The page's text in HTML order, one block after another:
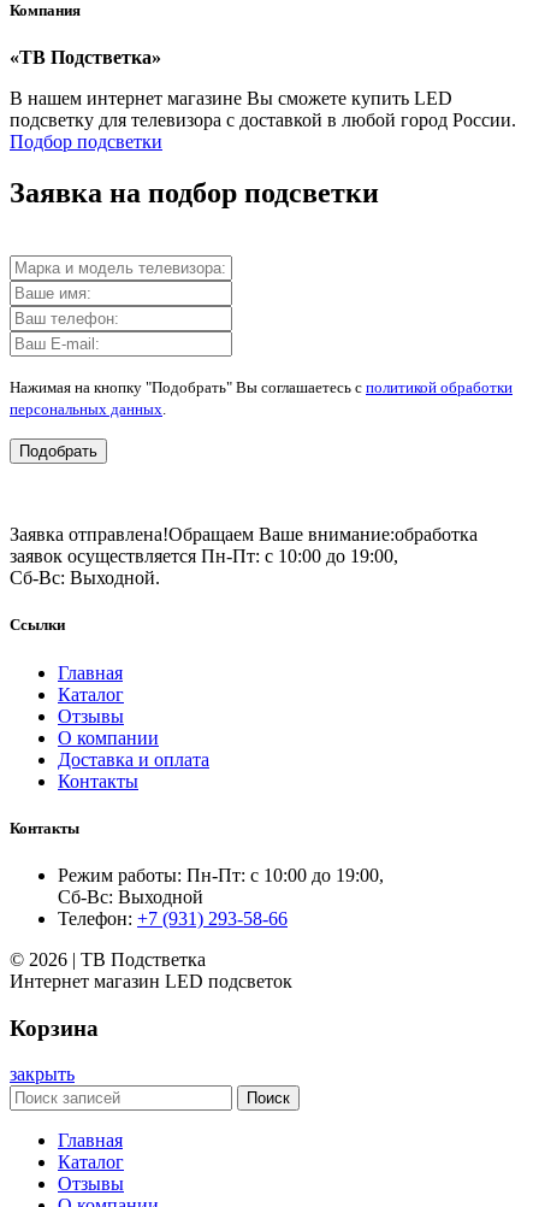
Компания
«ТВ Подстветка»
В нашем интернет магазине Вы сможете купить LED
подсветку для телевизора с доставкой в любой город России.
Подбор подсветки
Заявка на подбор подсветки
Нажимая на кнопку "Подобрать" Вы соглашаетесь с политикой обработки
персональных данных.
Подобрать
Заявка отправлена!Обращаем Ваше внимание:обработка
заявок осуществляется Пн-Пт: с 10:00 до 19:00,
Сб-Вс: Выходной.
Ссылки
Главная
Каталог
Отзывы
О компании
Доставка и оплата
Контакты
Контакты
Режим работы: Пн-Пт: с 10:00 до 19:00,
Сб-Вс: Выходной
Телефон: +7 (931) 293-58-66
© 2026 | ТВ Подстветка
Интернет магазин LED подсветок
Корзина
закрыть
Поиск
Главная
Каталог
Отзывы